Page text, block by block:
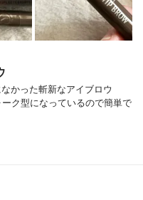
かった斬新なアイブロウ
ーク型になっているので簡単で